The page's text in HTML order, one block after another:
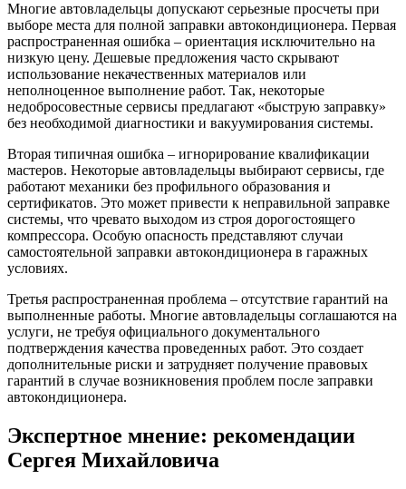
Многие автовладельцы допускают серьезные просчеты при
выборе места для полной заправки автокондиционера. Первая
распространенная ошибка – ориентация исключительно на
низкую цену. Дешевые предложения часто скрывают
использование некачественных материалов или
неполноценное выполнение работ. Так, некоторые
недобросовестные сервисы предлагают «быструю заправку»
без необходимой диагностики и вакуумирования системы.
Вторая типичная ошибка – игнорирование квалификации
мастеров. Некоторые автовладельцы выбирают сервисы, где
работают механики без профильного образования и
сертификатов. Это может привести к неправильной заправке
системы, что чревато выходом из строя дорогостоящего
компрессора. Особую опасность представляют случаи
самостоятельной заправки автокондиционера в гаражных
условиях.
Третья распространенная проблема – отсутствие гарантий на
выполненные работы. Многие автовладельцы соглашаются на
услуги, не требуя официального документального
подтверждения качества проведенных работ. Это создает
дополнительные риски и затрудняет получение правовых
гарантий в случае возникновения проблем после заправки
автокондиционера.
Экспертное мнение: рекомендации
Сергея Михайловича